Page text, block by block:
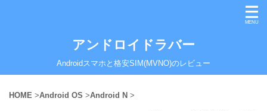
アンドロイドラバー
Androidスマホと格安SIM(MVNO)のレビュー
HOME >Android OS >Android N >